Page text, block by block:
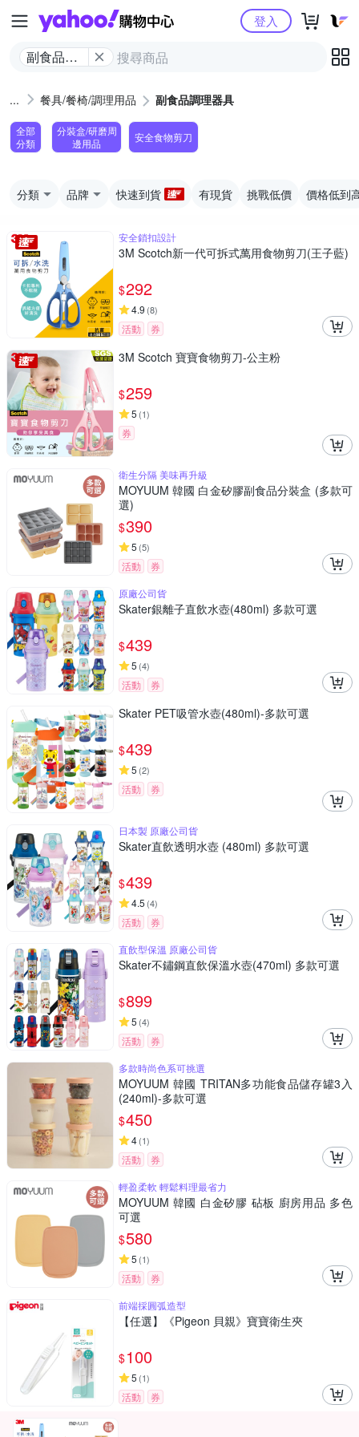
Yahoo購物中心
副食品調
登入
餐具/餐椅/調理用品 副食品調理器具
全部
分類
分裝盒/研磨周
邊用品
安全食物剪刀
分類 品牌 快速到貨 有現貨 挑戰低價 價格低到
安全鎖扣設計
3M Scotch新一代可拆式萬用食物剪刀(王子藍)
$292
4.9 (8)
活動 券
3M Scotch 寶寶食物剪刀-公主粉
$259
5 (1)
券
衛生分隔 美味再升級
MOYUUM 韓國 白金矽膠副食品分裝盒 (多款可
選)
$390
5 (5)
活動
券
原廠公司貨
Skater銀離子直飲水壺(480ml) 多款可選
$439
5 (4)
活動 券
Skater PET吸管水壺(480ml)-多款可選
$439
5 (2)
活動 券
日本製 原廠公司貨
Skater直飲透明水壺 (480ml) 多款可選
$439
4.5 (4)
活動
券
直飲型保溫 原廠公司貨
Skater不鏽鋼直飲保溫水壺(470ml) 多款可選
$899
5 (4)
活動
券
多款時尚色系可挑選
MOYUUM 韓國 TRITAN多功能食品儲存罐3入
(240ml)-多款可選
$450
4(1)
活動
券
輕盈柔軟 輕鬆料理最省力
MOYUUM 韓國 白金矽膠 砧板 廚房用品 多色
可選
$580
5 (1)
活動
券
前端採圓弧造型
【任選】《Pigeon 貝親》寶寶衛生夾
$100
5 (1)
活動 券